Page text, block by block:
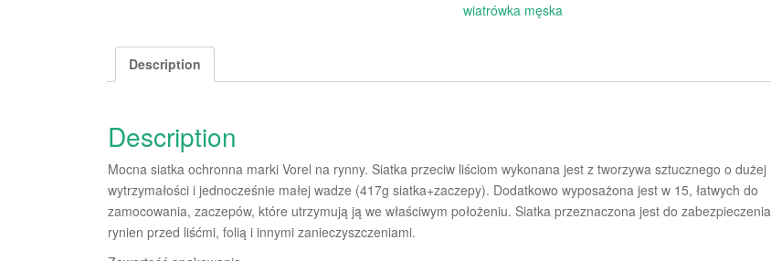
wiatrówka męska
Description
Description
Mocna siatka ochronna marki Vorel na rynny. Siatka przeciw liściom wykonana jest z tworzywa sztucznego o dużej
wytrzymałości i jednocześnie małej wadze (417g siatka+zaczepy). Dodatkowo wyposażona jest w 15, łatwych do
zamocowania, zaczepów, które utrzymują ją we właściwym położeniu. Siatka przeznaczona jest do zabezpieczenia
rynien przed liśćmi, folią i innymi zanieczyszczeniami.